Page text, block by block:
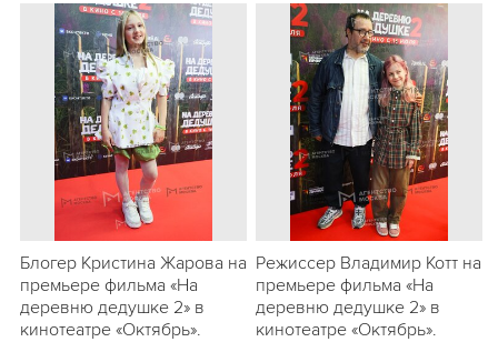
Блогер Кристина Жарова на
премьере фильма «На
деревню дедушке 2» в
кинотеатре «Октябрь».
Режиссер Владимир Котт на
премьере фильма «На
деревню дедушке 2» в
кинотеатре «Октябрь».